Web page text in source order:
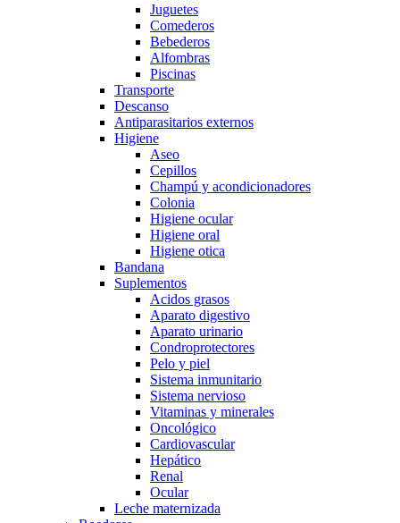
Juguetes
Comederos
Bebederos
Alfombras
Piscinas
Transporte
Descanso
Antiparasitarios externos
Higiene
Aseo
Cepillos
Champú y acondicionadores
Colonia
Higiene ocular
Higiene oral
Higiene otica
Bandana
Suplementos
Acidos grasos
Aparato digestivo
Aparato urinario
Condroprotectores
Pelo y piel
Sistema inmunitario
Sistema nervioso
Vitaminas y minerales
Oncológico
Cardiovascular
Hepático
Renal
Ocular
Leche maternizada